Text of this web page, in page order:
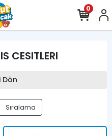
0
CESITLERI
Dön
Sıralama